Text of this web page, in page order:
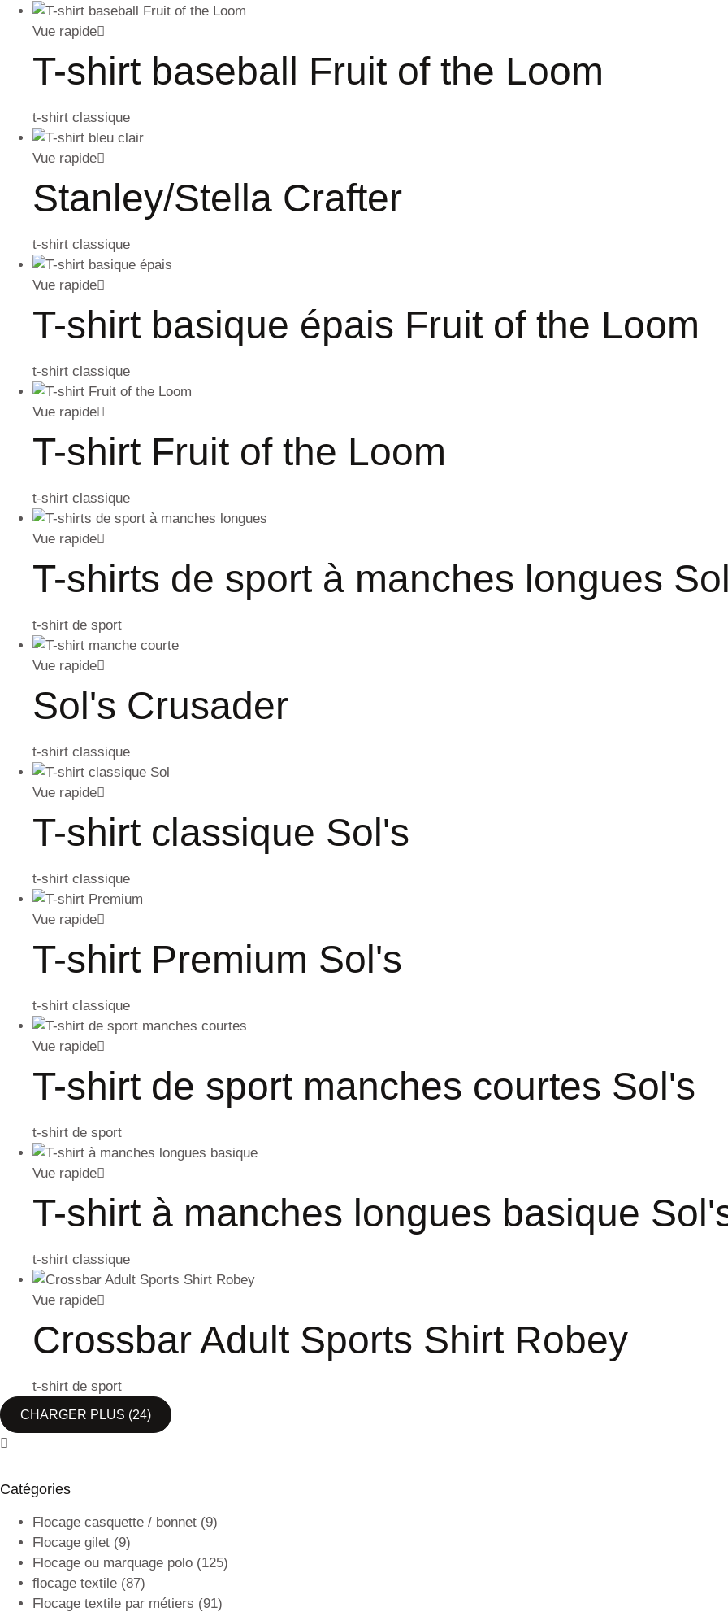
Vue rapide
T-shirt baseball Fruit of the Loom
t-shirt classique
Vue rapide
Stanley/Stella Crafter
t-shirt classique
Vue rapide
T-shirt basique épais Fruit of the Loom
t-shirt classique
Vue rapide
T-shirt Fruit of the Loom
t-shirt classique
Vue rapide
T-shirts de sport à manches longues
t-shirt de sport
Vue rapide
Sol's Crusader
t-shirt classique
Vue rapide
T-shirt classique Sol's
t-shirt classique
Vue rapide
T-shirt Premium Sol's
t-shirt classique
Vue rapide
T-shirt de sport manches courtes Sol's
t-shirt de sport
Vue rapide
T-shirt à manches longues basique
t-shirt classique
Vue rapide
Crossbar Adult Sports Shirt Robey
t-shirt de sport
CHARGER PLUS (24)
Catégories
Flocage casquette / bonnet (9)
Flocage gilet (9)
Flocage ou marquage polo (125)
flocage textile (87)
Flocage textile par métiers (91)